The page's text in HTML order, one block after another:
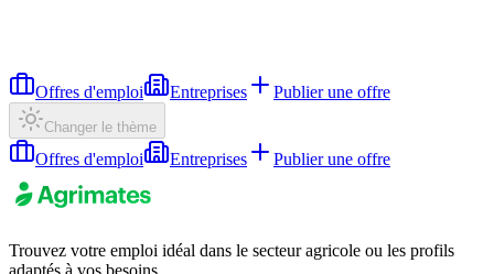
Offres d'emploi Entreprises Publier une offre
Changer le thème
Offres d'emploi Entreprises Publier une offre
Trouvez votre emploi idéal dans le secteur agricole ou les profils
adaptés à vos besoins.